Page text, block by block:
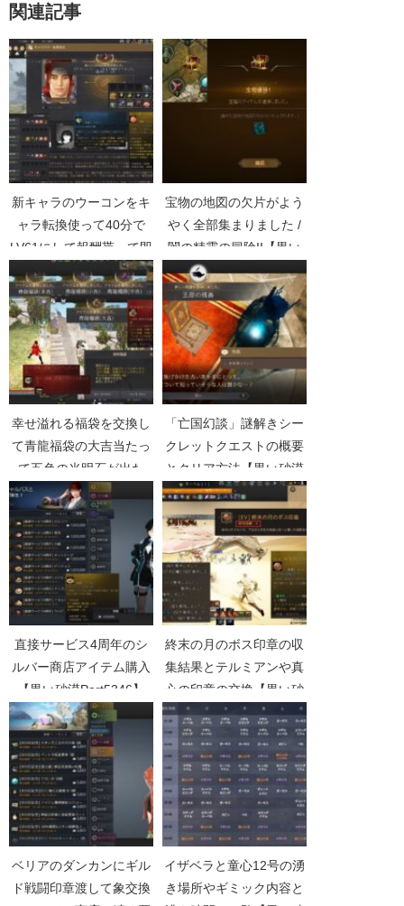
関連記事
新キャラのウーコンをキ
ャラ転換使って40分で
LV61にして報酬貰って即
削除【黒い砂漠
Part5136】
宝物の地図の欠片がよう
やく全部集まりました /
闇の精霊の冒険II【黒い
砂漠Part1554】
幸せ溢れる福袋を交換し
て青龍福袋の大吉当たっ
て五色の光明石が出た
【黒い砂漠Part4652】
「亡国幻談」謎解きシー
クレットクエストの概要
とクリア方法【黒い砂漠
Part3192】
直接サービス4周年のシ
ルバー商店アイテム購入
【黒い砂漠Part5346】
終末の月のボス印章の収
集結果とテルミアンや真
心の印章の交換【黒い砂
漠Part4822】
ベリアのダンカンにギル
ド戦闘印章渡して象交換
イザベラと童心12号の湧
き場所やギミック内容と